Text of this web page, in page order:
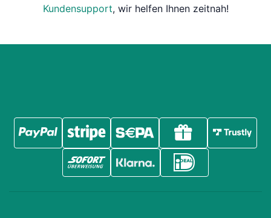
Kundensupport, wir helfen Ihnen zeitnah!